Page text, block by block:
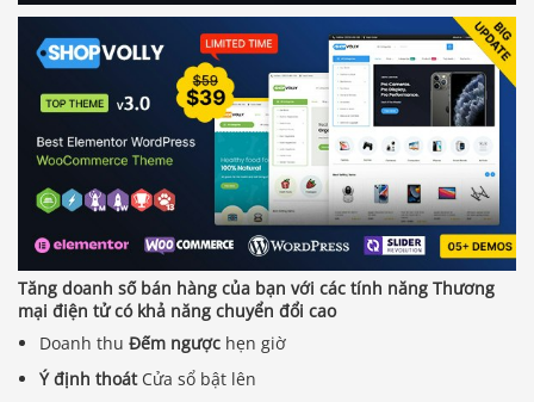
Tăng doanh số bán hàng của bạn với các tính năng Thương
mại điện tử có khả năng chuyển đổi cao
Doanh thuĐếm ngược hẹn giờ
Ý định thoátCửa sổ bật lên